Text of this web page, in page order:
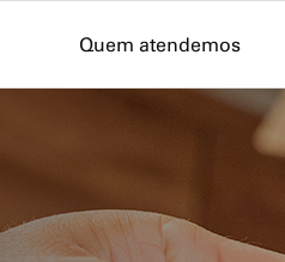
Quem atendemos